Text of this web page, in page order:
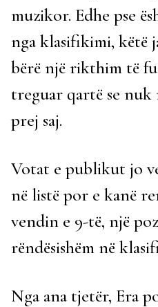
muzikor. Edhe pse
nga klasifikimi, këtë
bërë një rikthim të
treguar qartë se nuk
prej saj.
Votat e publikut jo
në listë por e kanë
vendin e 9-të, një
rëndësishëm në
Nga ana tjetër, Era